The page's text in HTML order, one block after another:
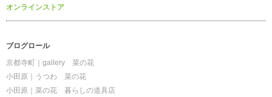
オンラインストア
ブログロール
京都寺町｜gallery 菜の花
小田原｜うつわ 菜の花
小田原｜菜の花 暮らしの道具店